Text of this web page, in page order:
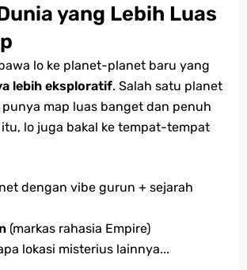
yang Lebih Luas
lo ke planet-planet baru yang
lebih eksploratif. Salah satu planet
punya map luas banget dan penuh
itu, lo juga bakal ke tempat-tempat
dengan vibe gurun + sejarah
(markas rahasia Empire)
lokasi misterius lainnya...